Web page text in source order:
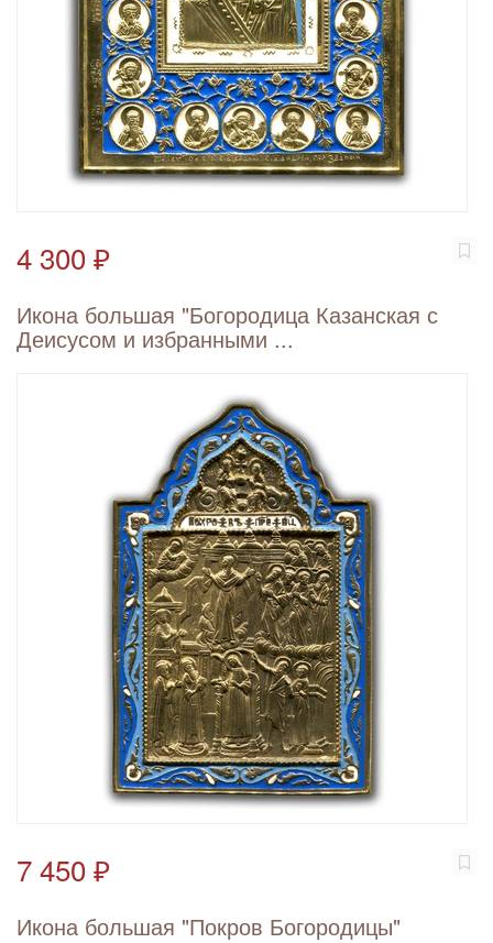
4 300 ₽
Икона большая "Богородица Казанская с
Деисусом и избранными ...
7 450 ₽
Икона большая "Покров Богородицы"